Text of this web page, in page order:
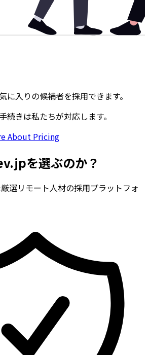
に入りの候補者を採用できます。
続きは私たちが対応します。
About Pricing
を選ぶのか？
選リモート人材の採用プラットフォ